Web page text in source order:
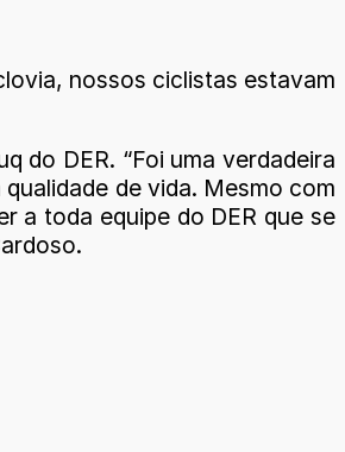
nossos ciclistas estavam
do DER. “Foi uma verdadeira
de vida. Mesmo com
a toda equipe do DER que se